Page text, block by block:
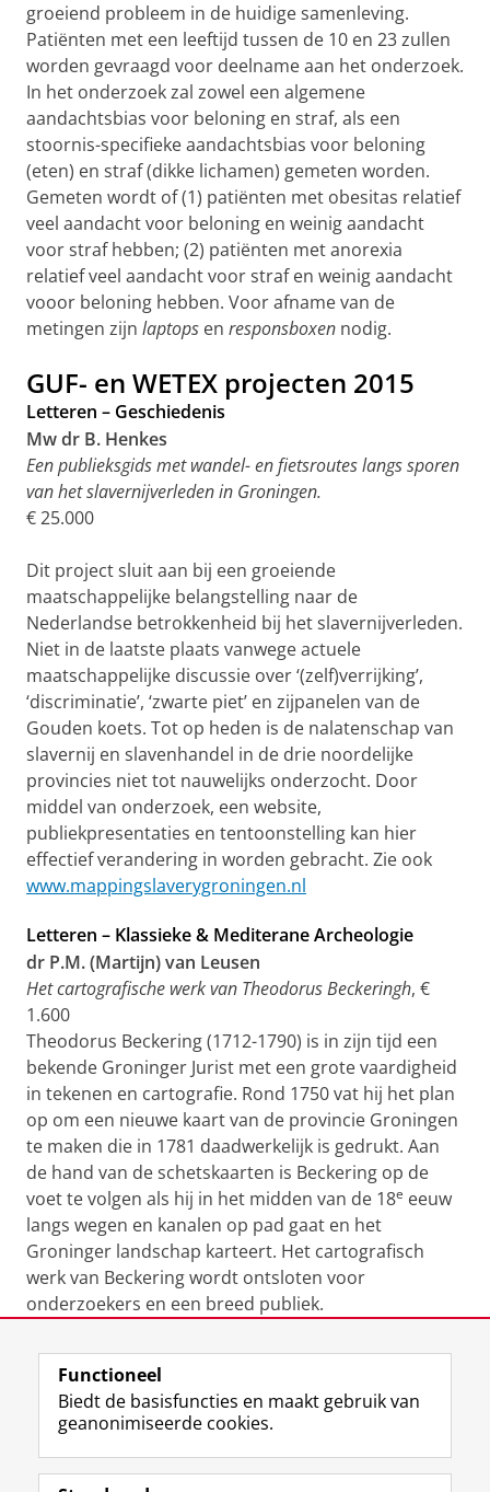
groeiend probleem in de huidige samenleving.
Patiënten met een leeftijd tussen de 10 en 23 zullen
worden gevraagd voor deelname aan het onderzoek.
In het onderzoek zal zowel een algemene
aandachtsbias voor beloning en straf, als een
stoornis-specifieke aandachtsbias voor beloning
(eten) en straf (dikke lichamen) gemeten worden.
Gemeten wordt of (1) patiënten met obesitas relatief
veel aandacht voor beloning en weinig aandacht
voor straf hebben; (2) patiënten met anorexia
relatief veel aandacht voor straf en weinig aandacht
vooor beloning hebben. Voor afname van de
metingen zijn laptops en responsboxen nodig.
GUF- en WETEX projecten 2015
Letteren – Geschiedenis
Mw dr B. Henkes
Een publieksgids met wandel- en fietsroutes langs sporen
van het slavernijverleden in Groningen.
€ 25.000
Dit project sluit aan bij een groeiende
maatschappelijke belangstelling naar de
Nederlandse betrokkenheid bij het slavernijverleden.
Niet in de laatste plaats vanwege actuele
maatschappelijke discussie over ‘(zelf)verrijking’,
‘discriminatie’, ‘zwarte piet’ en zijpanelen van de
Gouden koets. Tot op heden is de nalatenschap van
slavernij en slavenhandel in de drie noordelijke
provincies niet tot nauwelijks onderzocht. Door
middel van onderzoek, een website,
publiekpresentaties en tentoonstelling kan hier
effectief verandering in worden gebracht. Zie ook
www.mappingslaverygroningen.nl
Letteren – Klassieke & Mediterane Archeologie
dr P.M. (Martijn) van Leusen
Het cartografische werk van Theodorus Beckeringh, €
1.600
Theodorus Beckering (1712-1790) is in zijn tijd een
bekende Groninger Jurist met een grote vaardigheid
in tekenen en cartografie. Rond 1750 vat hij het plan
op om een nieuwe kaart van de provincie Groningen
te maken die in 1781 daadwerkelijk is gedrukt. Aan
de hand van de schetskaarten is Beckering op de
voet te volgen als hij in het midden van de 18e eeuw
langs wegen en kanalen op pad gaat en het
Groninger landschap karteert. Het cartografisch
werk van Beckering wordt ontsloten voor
onderzoekers en een breed publiek.
Laatst gewijzigd: 18 november 2025 13:47
Volg de RUG
F
a
L
i
R
S
I
n
Y
o
Functioneel
Biedt de basisfuncties en maakt gebruik van
geanonimiseerde cookies.